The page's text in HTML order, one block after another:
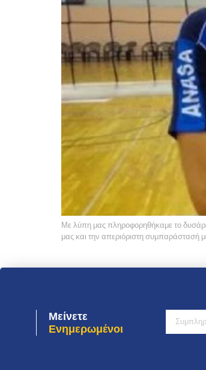
Με λύπη μας πληροφορηθήκαμε το
μας και την απεριόριστη συμπαράστασή
Μείνετε
Ενημερωμένοι